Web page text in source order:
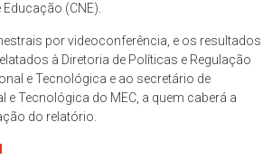
(CNE).
por videoconferência, e os resultados
à Diretoria de Políticas e Regulação
e Tecnológica e ao secretário de
e Tecnológica do MEC, a quem caberá a
do relatório.